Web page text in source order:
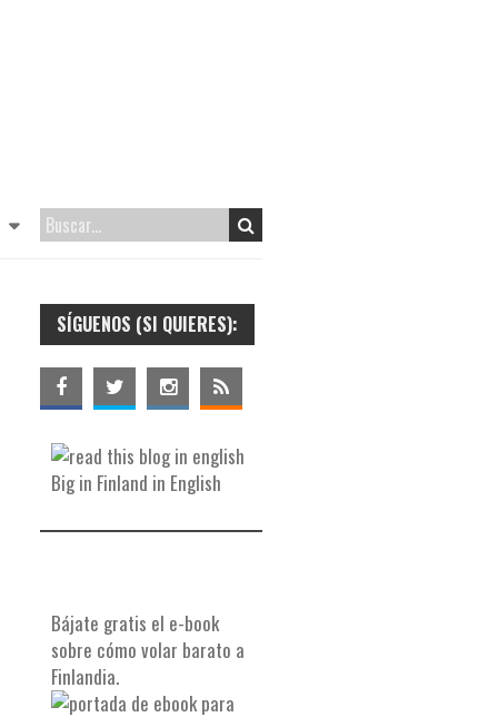
SÍGUENOS (SI QUIERES):
Big in Finland in English
Bájate gratis el e-book
sobre cómo volar barato a
Finlandia.